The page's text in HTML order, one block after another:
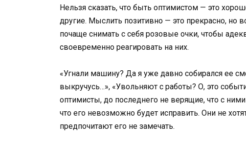
Нельзя сказать, что быть оптимистом — это
другие. Мыслить позитивно — это прекрасно, но
почаще снимать с себя розовые очки, чтобы
своевременно реагировать на них.
«Угнали машину? Да я уже давно собирался ее
выкручусь…», «Увольняют с работы? О, это
оптимисты, до последнего не верящие, что с
что его невозможно будет исправить. Они не
предпочитают его не замечать.